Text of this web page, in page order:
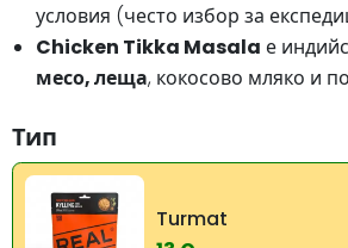
условия (често избор за
Chicken Tikka Masala е
месо, леща, кокосово мляко и
Тип
Turmat